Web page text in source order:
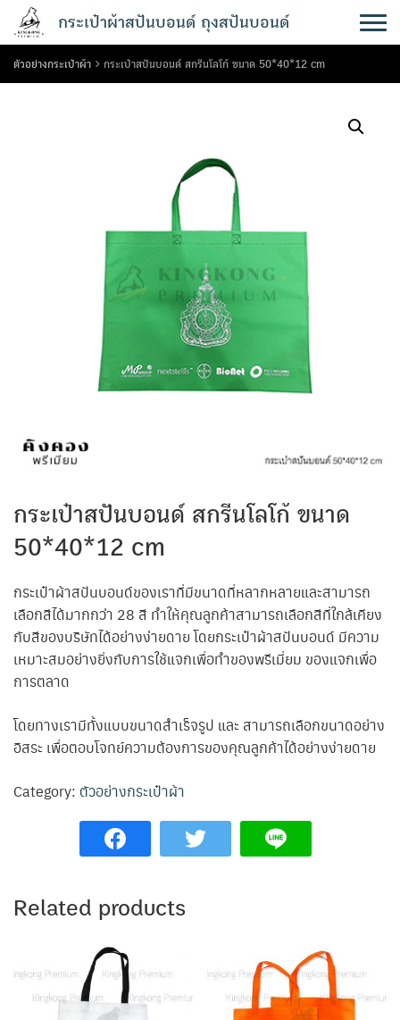
content
กระเป๋าผ้าสปันบอนด์ ถุงสปันบอนด์
ตัวอย่างกระเป๋าผ้า กระเป๋าสปันบอนด์ สกรีนโลโก้ ขนาด 50*40*12 cm
กระเป๋าสปันบอนด์ สกรีนโลโก้ ขนาด
50*40*12 cm
กระเป๋าผ้าสปันบอนด์ของเราที่มีขนาดที่หลากหลายและสามารถ
เลือกสีได้มากกว่า 28 สี ทำให้คุณลูกค้าสามารถเลือกสีที่ใกล้เคียง
กับสีของบริษัทได้อย่างง่ายดาย โดยกระเป๋าผ้าสปันบอนด์ มีความ
เหมาะสมอย่างยิ่งกับการใช้แจกเพื่อทำของพรีเมี่ยม ของแจกเพื่อ
การตลาด
โดยทางเรามีทั้งแบบขนาดสำเร็จรูป และ สามารถเลือกขนาดอย่าง
อิสระ เพื่อตอบโจทย์ความต้องการของคุณลูกค้าได้อย่างง่ายดาย
Category: ตัวอย่างกระเป๋าผ้า
Related products